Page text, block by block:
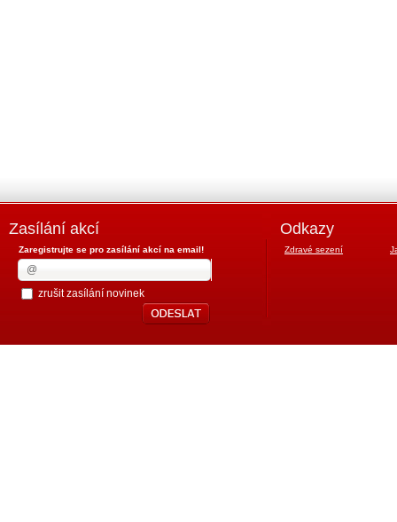
Zasílání akcí
Zaregistrujte se pro zasílání akcí na email!
zrušit zasílání novinek
Odkazy
Zdravé sezení